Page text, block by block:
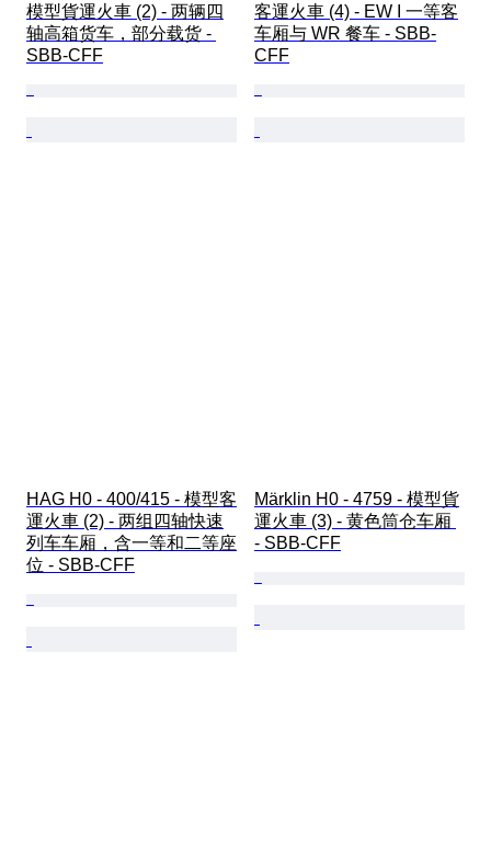
模型貨運火車 (2) - 两辆四
轴高箱货车，部分载货 -
SBB-CFF
客運火車 (4) - EW I 一等客
车厢与 WR 餐车 - SBB-
CFF
HAG H0 - 400/415 - 模型客
運火車 (2) - 两组四轴快速
列车车厢，含一等和二等座
位 - SBB-CFF
Märklin H0 - 4759 - 模型貨
運火車 (3) - 黄色筒仓车厢
- SBB-CFF